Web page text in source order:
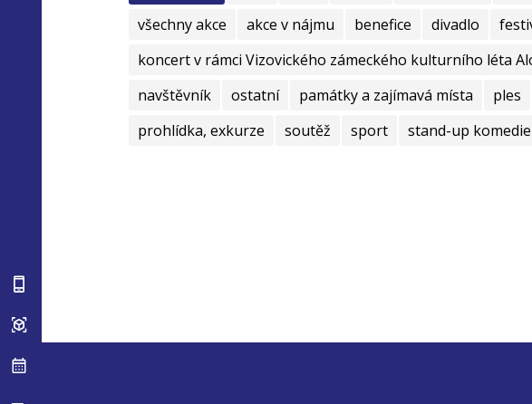
všechny akce
akce v nájmu benefice divadlo
koncert v rámci Vizovického zámeckého kulturního léta
navštěvník
ostatní památky a zajímavá místa ples
prohlídka, exkurze
soutěž sport stand-up komedie